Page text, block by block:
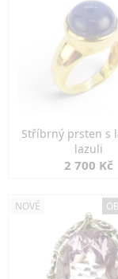
Stříbrný prsten s
lazuli
2 700 Kč
NOVÉ